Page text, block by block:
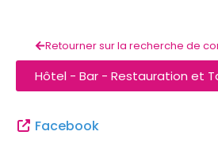
Retourner sur la recherche de
Hôtel - Bar - Restauration et
Facebook